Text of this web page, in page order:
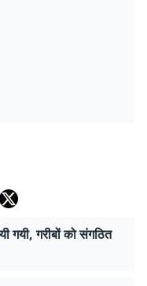
गयी, गरीबों को संगठित